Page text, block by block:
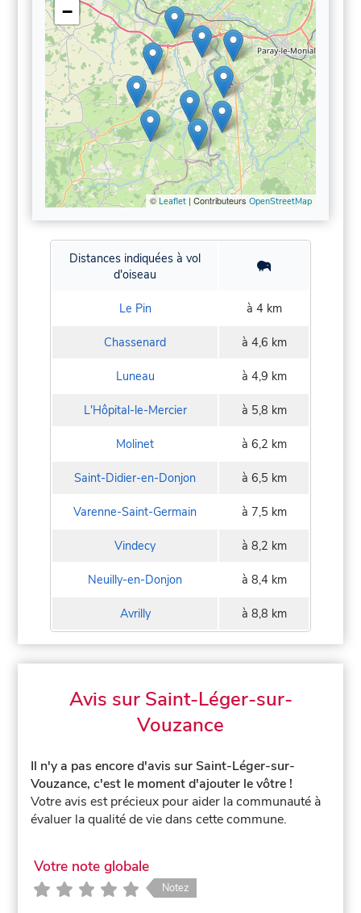
−
© Leaflet| Contributeurs OpenStreetMap
Distances indiquées à vol
d'oiseau
Le Pin à 4 km
Chassenard à 4,6 km
Luneau à 4,9 km
L'Hôpital-le-Mercier à 5,8 km
Molinet à 6,2 km
Saint-Didier-en-Donjon à 6,5 km
Varenne-Saint-Germain à 7,5 km
Vindecy à 8,2 km
Neuilly-en-Donjon à 8,4 km
Avrilly à 8,8 km
Avis sur Saint-Léger-sur-
Vouzance
Il n'y a pas encore d'avis sur Saint-Léger-sur-
Vouzance, c'est le moment d'ajouter le vôtre !
Votre avis est précieux pour aider la communauté à
évaluer la qualité de vie dans cette commune.
Votre note globale
Notez